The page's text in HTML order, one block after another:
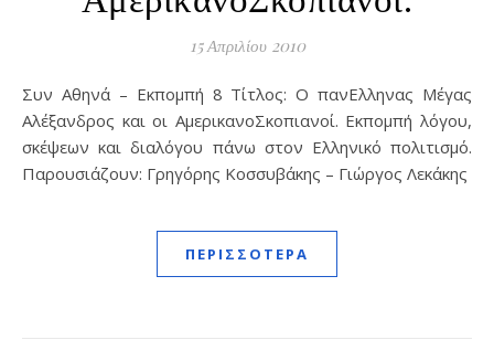
15 Απριλίου 2010
Συν Αθηνά – Εκπομπή 8 Τίτλος: Ο πανΕλληνας Μέγας
Αλέξανδρος και οι ΑμερικανοΣκοπιανοί. Εκπομπή λόγου,
σκέψεων και διαλόγου πάνω στον Ελληνικό πολιτισμό.
Παρουσιάζουν: Γρηγόρης Κοσσυβάκης – Γιώργος Λεκάκης
ΠΕΡΙΣΣΌΤΕΡΑ